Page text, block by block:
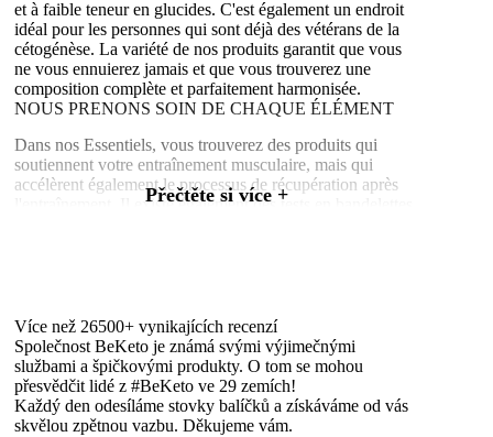
et à faible teneur en glucides. C'est également un endroit
idéal pour les personnes qui sont déjà des vétérans de la
cétogénèse. La variété de nos produits garantit que vous
ne vous ennuierez jamais et que vous trouverez une
composition complète et parfaitement harmonisée.
NOUS PRENONS SOIN DE CHAQUE ÉLÉMENT
Dans nos Essentiels, vous trouverez des produits qui
soutiennent votre entraînement musculaire, mais qui
accélèrent également le processus de récupération après
l'entraînement. Il existe également des tests en bandelettes
sous sa forme liquide la plus classique, que vous pouvez
ajouter littéralement partout - dans votre café du matin,
votre smoothie céto et tout autre repas. Vous pouvez
également trouver l'huile MCT sous une forme fluide et
aromatisée.
Přečtěte si více +
Více než 26500+ vynikajících recenzí
Společnost BeKeto je známá svými výjimečnými
službami a špičkovými produkty. O tom se mohou
přesvědčit lidé z #BeKeto ve 29 zemích!
Každý den odesíláme stovky balíčků a získáváme od vás
skvělou zpětnou vazbu. Děkujeme vám.